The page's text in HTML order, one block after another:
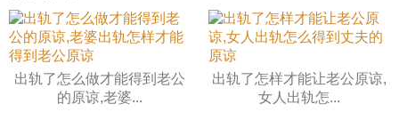
出轨了怎么做才能得到老公
的原谅,老婆...
出轨了怎样才能让老公原谅,
女人出轨怎...